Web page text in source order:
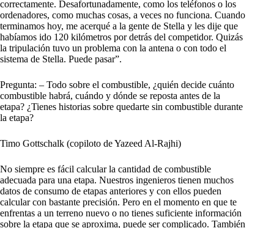
correctamente. Desafortunadamente, como los teléfonos o los
ordenadores, como muchas cosas, a veces no funciona. Cuando
terminamos hoy, me acerqué a la gente de Stella y les dije que
habíamos ido 120 kilómetros por detrás del competidor. Quizás
la tripulación tuvo un problema con la antena o con todo el
sistema de Stella. Puede pasar”.
Pregunta: – Todo sobre el combustible, ¿quién decide cuánto
combustible habrá, cuándo y dónde se reposta antes de la
etapa? ¿Tienes historias sobre quedarte sin combustible durante
la etapa?
Timo Gottschalk (copiloto de Yazeed Al-Rajhi)
No siempre es fácil calcular la cantidad de combustible
adecuada para una etapa. Nuestros ingenieros tienen muchos
datos de consumo de etapas anteriores y con ellos pueden
calcular con bastante precisión. Pero en el momento en que te
enfrentas a un terreno nuevo o no tienes suficiente información
sobre la etapa que se aproxima, puede ser complicado. También